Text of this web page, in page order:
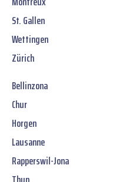
St. Gallen
Wettingen
Zürich
Bellinzona
Chur
Horgen
Lausanne
Rapperswil-Jona